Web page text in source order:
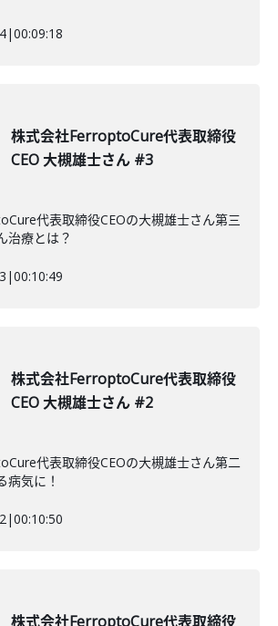
|00:09:18
株式会社FerroptoCure代表取締役
CEO 大槻雄士さん #3
代表取締役CEOの大槻雄士さん第三
治療とは？
|00:10:49
株式会社FerroptoCure代表取締役
CEO 大槻雄士さん #2
代表取締役CEOの大槻雄士さん第二
病気に！
|00:10:50
株式会社FerroptoCure代表取締役